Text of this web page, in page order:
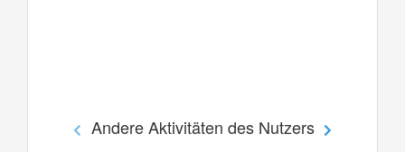
Andere Aktivitäten des Nutzers